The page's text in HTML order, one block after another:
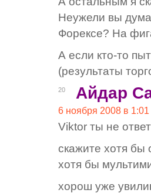
Неужели вы
Форексе? На
А если кто-то
(результаты
20 Айдар
6 ноября 2008 в 1:01
Viktor ты не
скажите хотя бы
хотя бы
хорош уже